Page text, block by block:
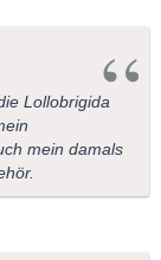
Lollobrigida
mein damals